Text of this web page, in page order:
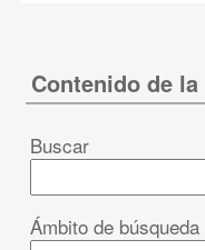
Contenido de
Buscar
Ámbito de búsqueda